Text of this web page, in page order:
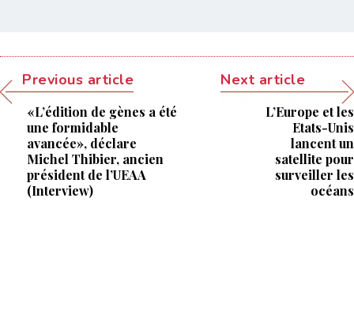
Previous article
«L’édition de gènes a été
une formidable
avancée», déclare
Michel Thibier, ancien
président de l’UEAA
(Interview)
Next article
L’Europe et les
Etats-Unis
lancent un
satellite pour
surveiller les
océans